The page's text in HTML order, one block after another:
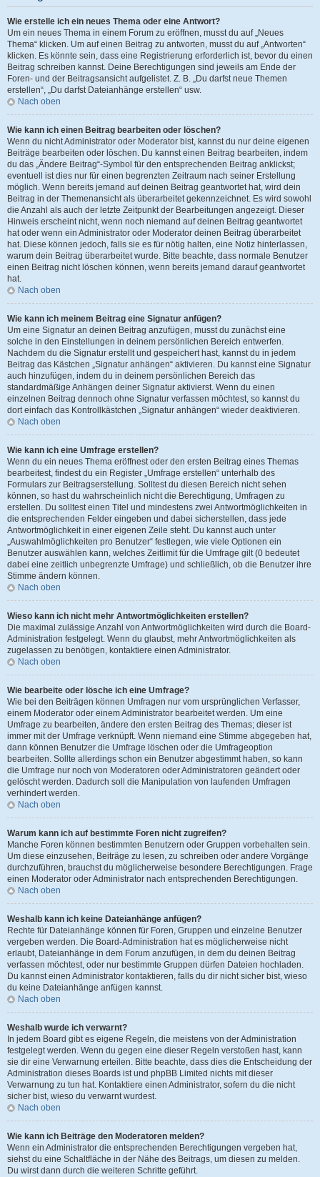
Wie erstelle ich ein neues Thema oder eine Antwort?
Um ein neues Thema in einem Forum zu eröffnen, musst du auf „Neues
Thema“ klicken. Um auf einen Beitrag zu antworten, musst du auf „Antworten“
klicken. Es könnte sein, dass eine Registrierung erforderlich ist, bevor du einen
Beitrag schreiben kannst. Deine Berechtigungen sind jeweils am Ende der
Foren- und der Beitragsansicht aufgelistet. Z. B. „Du darfst neue Themen
erstellen“, „Du darfst Dateianhänge erstellen“ usw.
Nach oben
Wie kann ich einen Beitrag bearbeiten oder löschen?
Wenn du nicht Administrator oder Moderator bist, kannst du nur deine eigenen
Beiträge bearbeiten oder löschen. Du kannst einen Beitrag bearbeiten, indem
du das „Ändere Beitrag“-Symbol für den entsprechenden Beitrag anklickst;
eventuell ist dies nur für einen begrenzten Zeitraum nach seiner Erstellung
möglich. Wenn bereits jemand auf deinen Beitrag geantwortet hat, wird dein
Beitrag in der Themenansicht als überarbeitet gekennzeichnet. Es wird sowohl
die Anzahl als auch der letzte Zeitpunkt der Bearbeitungen angezeigt. Dieser
Hinweis erscheint nicht, wenn noch niemand auf deinen Beitrag geantwortet
hat oder wenn ein Administrator oder Moderator deinen Beitrag überarbeitet
hat. Diese können jedoch, falls sie es für nötig halten, eine Notiz hinterlassen,
warum dein Beitrag überarbeitet wurde. Bitte beachte, dass normale Benutzer
einen Beitrag nicht löschen können, wenn bereits jemand darauf geantwortet
hat.
Nach oben
Wie kann ich meinem Beitrag eine Signatur anfügen?
Um eine Signatur an deinen Beitrag anzufügen, musst du zunächst eine
solche in den Einstellungen in deinem persönlichen Bereich entwerfen.
Nachdem du die Signatur erstellt und gespeichert hast, kannst du in jedem
Beitrag das Kästchen „Signatur anhängen“ aktivieren. Du kannst eine Signatur
auch hinzufügen, indem du in deinem persönlichen Bereich das
standardmäßige Anhängen deiner Signatur aktivierst. Wenn du einen
einzelnen Beitrag dennoch ohne Signatur verfassen möchtest, so kannst du
dort einfach das Kontrollkästchen „Signatur anhängen“ wieder deaktivieren.
Nach oben
Wie kann ich eine Umfrage erstellen?
Wenn du ein neues Thema eröffnest oder den ersten Beitrag eines Themas
bearbeitest, findest du ein Register „Umfrage erstellen“ unterhalb des
Formulars zur Beitragserstellung. Solltest du diesen Bereich nicht sehen
können, so hast du wahrscheinlich nicht die Berechtigung, Umfragen zu
erstellen. Du solltest einen Titel und mindestens zwei Antwortmöglichkeiten in
die entsprechenden Felder eingeben und dabei sicherstellen, dass jede
Antwortmöglichkeit in einer eigenen Zeile steht. Du kannst auch unter
„Auswahlmöglichkeiten pro Benutzer“ festlegen, wie viele Optionen ein
Benutzer auswählen kann, welches Zeitlimit für die Umfrage gilt (0 bedeutet
dabei eine zeitlich unbegrenzte Umfrage) und schließlich, ob die Benutzer ihre
Stimme ändern können.
Nach oben
Wieso kann ich nicht mehr Antwortmöglichkeiten erstellen?
Die maximal zulässige Anzahl von Antwortmöglichkeiten wird durch die Board-
Administration festgelegt. Wenn du glaubst, mehr Antwortmöglichkeiten als
zugelassen zu benötigen, kontaktiere einen Administrator.
Nach oben
Wie bearbeite oder lösche ich eine Umfrage?
Wie bei den Beiträgen können Umfragen nur vom ursprünglichen Verfasser,
einem Moderator oder einem Administrator bearbeitet werden. Um eine
Umfrage zu bearbeiten, ändere den ersten Beitrag des Themas; dieser ist
immer mit der Umfrage verknüpft. Wenn niemand eine Stimme abgegeben hat,
dann können Benutzer die Umfrage löschen oder die Umfrageoption
bearbeiten. Sollte allerdings schon ein Benutzer abgestimmt haben, so kann
die Umfrage nur noch von Moderatoren oder Administratoren geändert oder
gelöscht werden. Dadurch soll die Manipulation von laufenden Umfragen
verhindert werden.
Nach oben
Warum kann ich auf bestimmte Foren nicht zugreifen?
Manche Foren können bestimmten Benutzern oder Gruppen vorbehalten sein.
Um diese einzusehen, Beiträge zu lesen, zu schreiben oder andere Vorgänge
durchzuführen, brauchst du möglicherweise besondere Berechtigungen. Frage
einen Moderator oder Administrator nach entsprechenden Berechtigungen.
Nach oben
Weshalb kann ich keine Dateianhänge anfügen?
Rechte für Dateianhänge können für Foren, Gruppen und einzelne Benutzer
vergeben werden. Die Board-Administration hat es möglicherweise nicht
erlaubt, Dateianhänge in dem Forum anzufügen, in dem du deinen Beitrag
verfassen möchtest, oder nur bestimmte Gruppen dürfen Dateien hochladen.
Du kannst einen Administrator kontaktieren, falls du dir nicht sicher bist, wieso
du keine Dateianhänge anfügen kannst.
Nach oben
Weshalb wurde ich verwarnt?
In jedem Board gibt es eigene Regeln, die meistens von der Administration
festgelegt werden. Wenn du gegen eine dieser Regeln verstoßen hast, kann
sie dir eine Verwarnung erteilen. Bitte beachte, dass dies die Entscheidung der
Administration dieses Boards ist und phpBB Limited nichts mit dieser
Verwarnung zu tun hat. Kontaktiere einen Administrator, sofern du die nicht
sicher bist, wieso du verwarnt wurdest.
Nach oben
Wie kann ich Beiträge den Moderatoren melden?
Wenn ein Administrator die entsprechenden Berechtigungen vergeben hat,
siehst du eine Schaltfläche in der Nähe des Beitrags, um diesen zu melden.
Du wirst dann durch die weiteren Schritte geführt.